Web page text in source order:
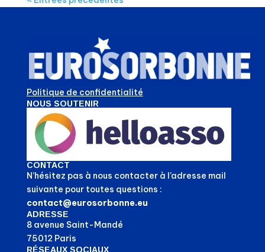
Politique de confidentialité
NOUS SOUTENIR
CONTACT
N’hésitez pas à nous contacter à l’adresse mail
suivante pour toutes questions :
contact@eurosorbonne.eu
ADRESSE
8 avenue Saint-Mandé
75012 Paris
RÉSEAUX SOCIAUX